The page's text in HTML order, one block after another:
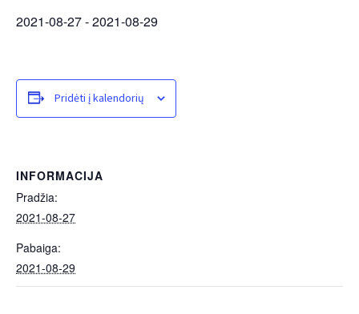
2021-08-27-2021-08-29
Pridėti į kalendorių
INFORMACIJA
Pradžia:
2021-08-27
Pabaiga:
2021-08-29